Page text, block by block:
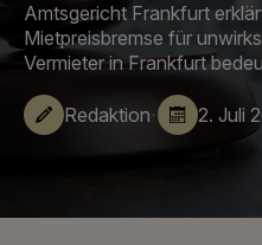
Amtsgericht Frankfurt
Mietpreisbremse für
Vermieter in Frankfurt
Redaktion· 2. Juli